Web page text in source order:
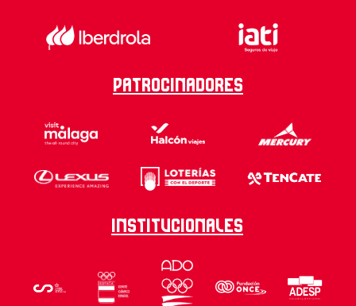
Patrocinadores
Institucionales